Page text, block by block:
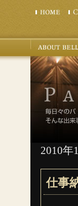
2010
仕事